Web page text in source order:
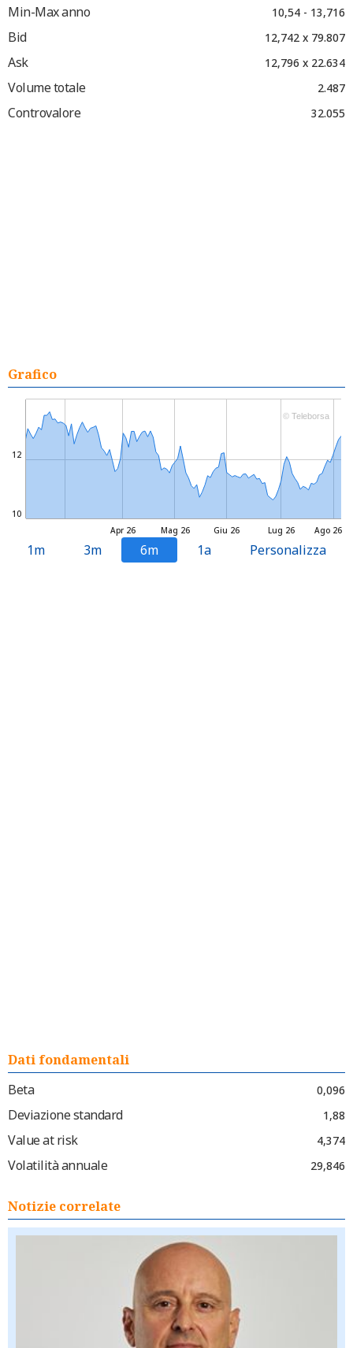
Min-Max anno 10,54 - 13,716
Bid 12,742 x 79.807
Ask 12,796 x 22.634
Volume totale 2.487
Controvalore 32.055
Grafico
Mag 26 Lug 26
Apr 26 Giu 26 Ago 26
10
12
© Teleborsa
1m 3m 6m 1a Personalizza
Dati fondamentali
Beta
0,096
Deviazione standard 1,88
Value at risk 4,374
Volatilità annuale 29,846
Notizie correlate